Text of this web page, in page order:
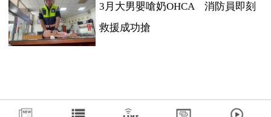
3月大男嬰嗆奶OHCA 消防員即刻
救援成功搶